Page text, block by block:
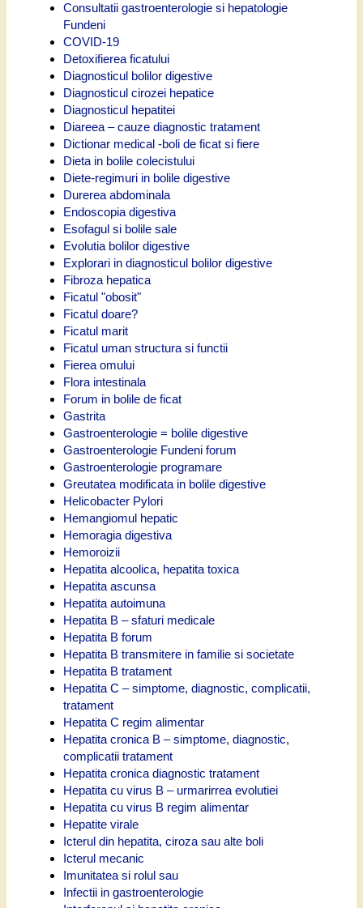
Consultatii gastroenterologie si hepatologie
Fundeni
COVID-19
Detoxifierea ficatului
Diagnosticul bolilor digestive
Diagnosticul cirozei hepatice
Diagnosticul hepatitei
Diareea – cauze diagnostic tratament
Dictionar medical -boli de ficat si fiere
Dieta in bolile colecistului
Diete-regimuri in bolile digestive
Durerea abdominala
Endoscopia digestiva
Esofagul si bolile sale
Evolutia bolilor digestive
Explorari in diagnosticul bolilor digestive
Fibroza hepatica
Ficatul "obosit"
Ficatul doare?
Ficatul marit
Ficatul uman structura si functii
Fierea omului
Flora intestinala
Forum in bolile de ficat
Gastrita
Gastroenterologie = bolile digestive
Gastroenterologie Fundeni forum
Gastroenterologie programare
Greutatea modificata in bolile digestive
Helicobacter Pylori
Hemangiomul hepatic
Hemoragia digestiva
Hemoroizii
Hepatita alcoolica, hepatita toxica
Hepatita ascunsa
Hepatita autoimuna
Hepatita B – sfaturi medicale
Hepatita B forum
Hepatita B transmitere in familie si societate
Hepatita B tratament
Hepatita C – simptome, diagnostic, complicatii,
tratament
Hepatita C regim alimentar
Hepatita cronica B – simptome, diagnostic,
complicatii tratament
Hepatita cronica diagnostic tratament
Hepatita cu virus B – urmarirrea evolutiei
Hepatita cu virus B regim alimentar
Hepatite virale
Icterul din hepatita, ciroza sau alte boli
Icterul mecanic
Imunitatea si rolul sau
Infectii in gastroenterologie